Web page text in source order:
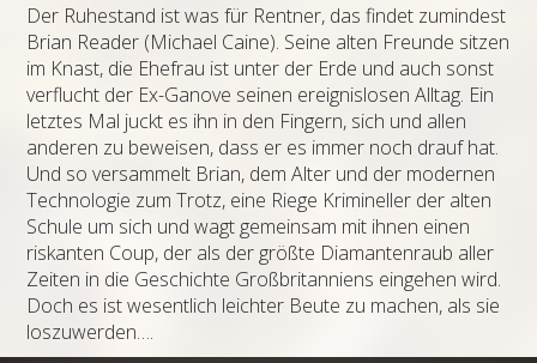
Der Ruhestand ist was für Rentner, das findet zumindest
Brian Reader (Michael Caine). Seine alten Freunde sitzen
im Knast, die Ehefrau ist unter der Erde und auch sonst
verflucht der Ex-Ganove seinen ereignislosen Alltag. Ein
letztes Mal juckt es ihn in den Fingern, sich und allen
anderen zu beweisen, dass er es immer noch drauf hat.
Und so versammelt Brian, dem Alter und der modernen
Technologie zum Trotz, eine Riege Krimineller der alten
Schule um sich und wagt gemeinsam mit ihnen einen
riskanten Coup, der als der größte Diamantenraub aller
Zeiten in die Geschichte Großbritanniens eingehen wird.
Doch es ist wesentlich leichter Beute zu machen, als sie
loszuwerden….